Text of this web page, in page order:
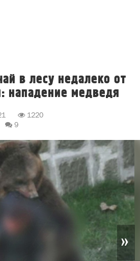
в лесу недалеко от
нападение медведя
1220
9
»